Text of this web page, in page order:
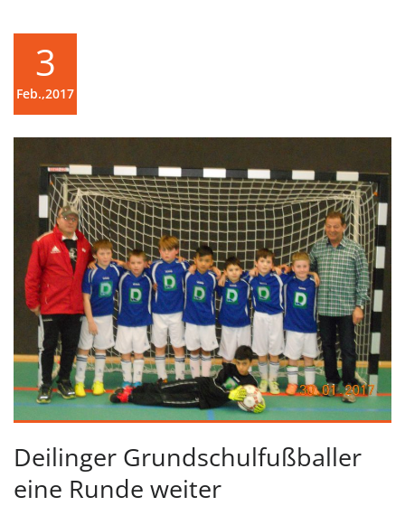
3
Feb.,2017
Deilinger Grundschulfußballer
eine Runde weiter